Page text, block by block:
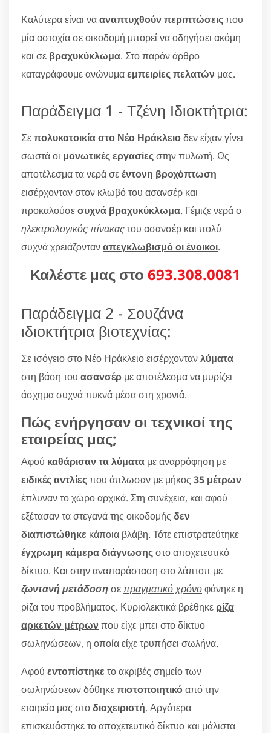
Καλύτερα είναι νααναπτυχθούν περιπτώσειςπου
μία αστοχία σε οικοδομή μπορεί να οδηγήσει ακόμη
και σε βραχυκύκλωμα. Στο παρόν άρθρο
καταγράφουμε ανώνυμαεμπειρίες πελατών μας.
Παράδειγμα 1 - Τζένη Ιδιοκτήτρια:
Σεπολυκατοικία στο Νέο Ηράκλειοδεν είχαν γίνει
σωστά οι μονωτικές εργασίεςστην πυλωτή. Ως
αποτέλεσμα τα νερά σεέντονη βροχόπτωση
εισέρχονταν στον κλωβό του ασανσέρ και
προκαλούσεσυχνά βραχυκύκλωμα. Γέμιζε νερά ο
ηλεκτρολογικός πίνακαςτου ασανσέρ και πολύ
συχνά χρειάζονταναπεγκλωβισμό οι ένοικοι.
Καλέστε μας στο 693.308.0081
Παράδειγμα 2 - Σουζάνα
ιδιοκτήτρια βιοτεχνίας:
Σε ισόγειο στο Νέο Ηράκλειο εισέρχοντανλύματα
στη βάση του ασανσέρ με αποτέλεσμα να μυρίζει
άσχημα συχνά πυκνά μέσα στη χρονιά.
Πώς ενήργησαν οι τεχνικοί της
εταιρείας μας;
Αφού καθάρισαν τα λύματα με αναρρόφηση με
ειδικές αντλίεςπου άπλωσαν με μήκος 35 μέτρων
έπλυναν το χώρο αρχικά. Στη συνέχεια, και αφού
εξέτασαν τα στεγανά της οικοδομής δεν
διαπιστώθηκε κάποια βλάβη. Τότε επιστρατεύτηκε
έγχρωμη κάμερα διάγνωσηςστο αποχετευτικό
δίκτυο. Και στην αναπαράσταση στο λάπτοπ με
ζωντανή μετάδοση σε πραγματικό χρόνοφάνηκε η
ρίζα του προβλήματος. Κυριολεκτικά βρέθηκε ρίζα
αρκετών μέτρωνπου είχε μπει στο δίκτυο
σωληνώσεων, η οποία είχε τρυπήσει σωλήνα.
Αφού εντοπίστηκε το ακριβές σημείο των
σωληνώσεων δόθηκεπιστοποιητικόαπό την
εταιρεία μας στοδιαχειριστή. Αργότερα
επισκευάστηκε το αποχετευτικό δίκτυο και μάλιστα